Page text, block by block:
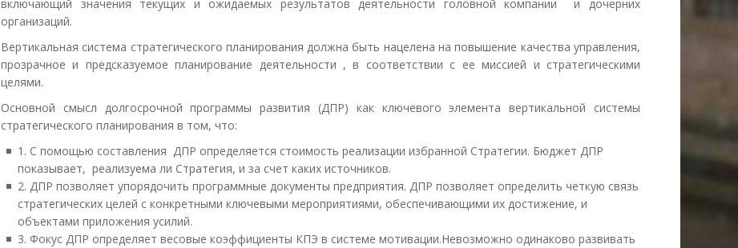
включающий значения текущих и ожидаемых результатов деятельности головной компании и дочерних
организаций.
Вертикальная система стратегического планирования должна быть нацелена на повышение качества управления,
прозрачное и предсказуемое планирование деятельности , в соответствии с ее миссией и стратегическими
целями.
Основной смысл долгосрочной программы развития (ДПР) как ключевого элемента вертикальной системы
стратегического планирования в том, что:
1. С помощью составления ДПР определяется стоимость реализации избранной Стратегии. Бюджет ДПР
показывает, реализуема ли Стратегия, и за счет каких источников.
2. ДПР позволяет упорядочить программные документы предприятия. ДПР позволяет определить четкую связь
стратегических целей с конкретными ключевыми мероприятиями, обеспечивающими их достижение, и
объектами приложения усилий.
3. Фокус ДПР определяет весовые коэффициенты КПЭ в системе мотивации.Невозможно одинаково развивать